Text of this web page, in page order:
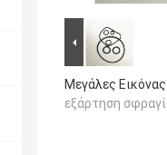
Μεγάλες Εικόνας
εξάρτηση